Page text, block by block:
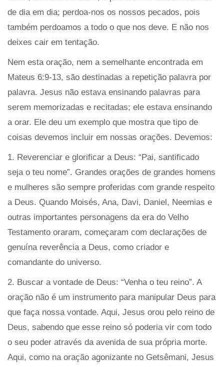
de dia em dia; perdoa-nos os nossos pecados, pois
também perdoamos a todo o que nos deve. E não nos
deixes cair em tentação.
Nem esta oração, nem a semelhante encontrada em
Mateus 6:9-13, são destinadas a repetição palavra por
palavra. Jesus não estava ensinando palavras para
serem memorizadas e recitadas; ele estava ensinando
a orar. Ele deu um exemplo que mostra que tipo de
coisas devemos incluir em nossas orações. Devemos:
1. Reverenciar e glorificar a Deus: “Pai, santificado
seja o teu nome”. Grandes orações de grandes homens
e mulheres são sempre proferidas com grande respeito
a Deus. Quando Moisés, Ana, Davi, Daniel, Neemias e
outras importantes personagens da era do Velho
Testamento oraram, começaram com declarações de
genuína reverência a Deus, como criador e
comandante do universo.
2. Buscar a vontade de Deus: “Venha o teu reino”. A
oração não é um instrumento para manipular Deus para
que faça nossa vontade. Aqui, Jesus orou pelo reino de
Deus, sabendo que esse reino só poderia vir com todo
o seu poder através da avenida de sua própria morte.
Aqui, como na oração agonizante no Getsêmani, Jesus